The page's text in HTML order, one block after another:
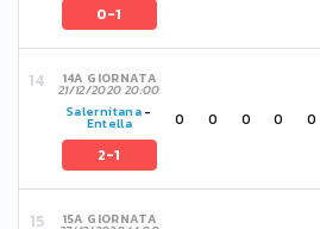
0-1
14A GIORNATA
21/12/2020 20:00
Salernitana-
Entella
2-1
0 0 0 0 0
15A GIORNATA